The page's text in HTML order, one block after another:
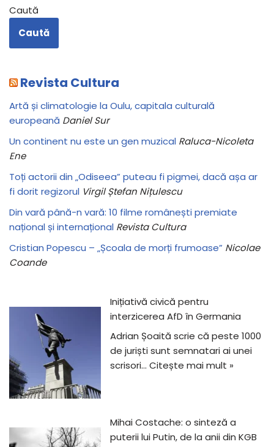
Caută
Caută
Revista Cultura
Artă și climatologie la Oulu, capitala culturală
europeană Daniel Sur
Un continent nu este un gen muzical Raluca-Nicoleta
Ene
Toți actorii din „Odiseea” puteau fi pigmei, dacă așa ar
fi dorit regizorul Virgil Ștefan Nițulescu
Din vară până-n vară: 10 filme românești premiate
național și internațional Revista Cultura
Cristian Popescu – „Școala de morți frumoase” Nicolae
Coande
Inițiativă civică pentru
interzicerea AfD în Germania
Adrian Șoaită scrie că peste 1000
de juriști sunt semnatari ai unei
scrisori… Citește mai mult »
Mihai Costache: o sinteză a
puterii lui Putin, de la anii din KGB